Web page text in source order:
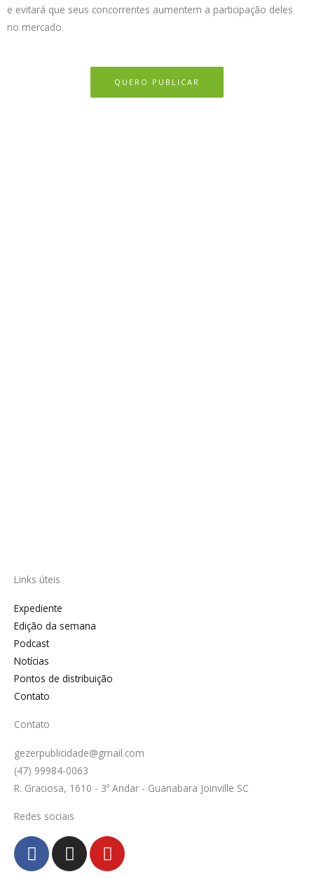
e evitará que seus concorrentes aumentem a participação deles
no mercado.
QUERO PUBLICAR
Links úteis
Expediente
Edição da semana
Podcast
Notícias
Pontos de distribuição
Contato
Contato
gezerpublicidade@gmail.com
(47) 99984-0063
R. Graciosa, 1610 - 3º Andar - Guanabara Joinville SC
Redes sociais
F
a
I
n
Y
o